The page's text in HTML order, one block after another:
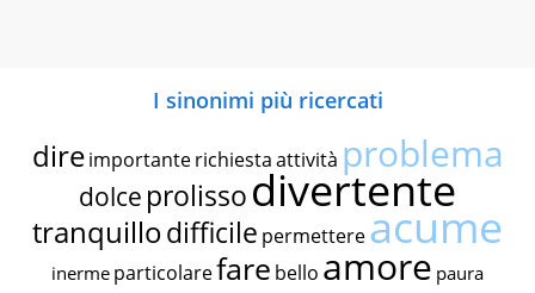
I sinonimi più ricercati
dire importante richiestaattività problema
dolce prolissodivertente
tranquillodifficile permettereacume
inerme particolarefare bello amore paura